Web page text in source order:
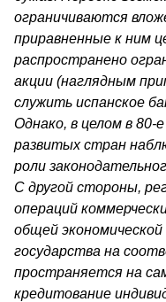
ограничиваются
приравненные к ним
распространено
акции (наглядным
служить испанское
Однако, в целом в 80-
развитых стран
роли
С другой стороны,
операций
общей
государства на
пространяется на
кредитование